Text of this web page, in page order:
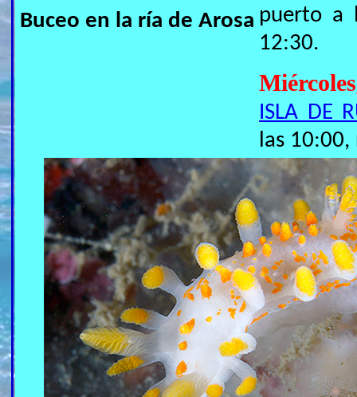
Buceo en la ría de Arosa puerto a
12:30.
ISLA DE
las 10:00,